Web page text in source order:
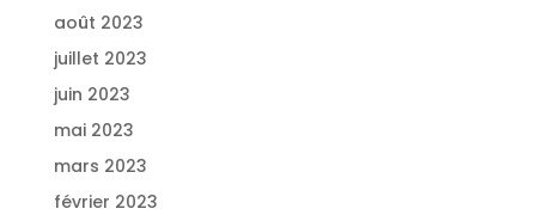
août 2023
juillet 2023
juin 2023
mai 2023
mars 2023
février 2023